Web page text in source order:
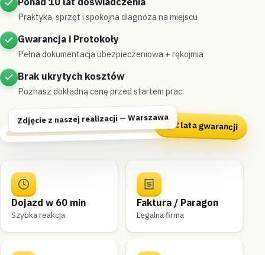
Praktyka, sprzęt i spokojna diagnoza na miejscu
Gwarancja i Protokoły
Pełna dokumentacja ubezpieczeniowa + rękojmia
Brak ukrytych kosztów
Poznasz dokładną cenę przed startem prac
2 lata gwarancji
Zdjęcie z naszej realizacji — Warszawa
Dojazd w 60 min
Szybka reakcja
Faktura / Paragon
Legalna firma